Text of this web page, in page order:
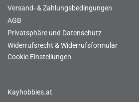
Versand- & Zahlungsbedingungen
AGB
Privatsphäre und Datenschutz
Widerrufsrecht & Widerrufsformular
Cookie Einstellungen
Kayhobbies.at